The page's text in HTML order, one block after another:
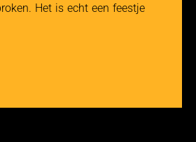
just taken first place in my
of Molly's game, The